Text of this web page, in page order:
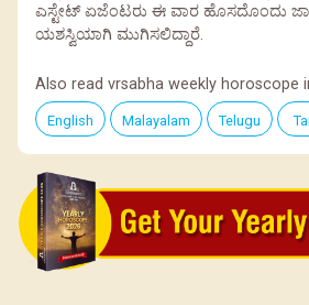
ಎಸ್ಟೇಟ್ ಏಜೆಂಟರು ಈ ವಾರ ಹೊಸದೊಂದು
ಯಶಸ್ವಿಯಾಗಿ ಮುಗಿಸಲಿದ್ದಾರೆ.
Also read vrsabha weekly horoscope
English Malayalam Telugu